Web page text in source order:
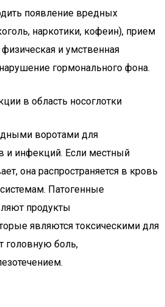
появление вредных
наркотики, кофеин), прием
и умственная
гормонального фона.
в область носоглотки
воротами для
и инфекций. Если местный
она распространяется в кровь
Патогенные
продукты
являются токсическими для
головную боль,